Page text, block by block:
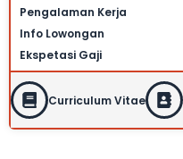
Pengalaman Kerja
Info Lowongan
Ekspetasi Gaji
Curriculum Vitae